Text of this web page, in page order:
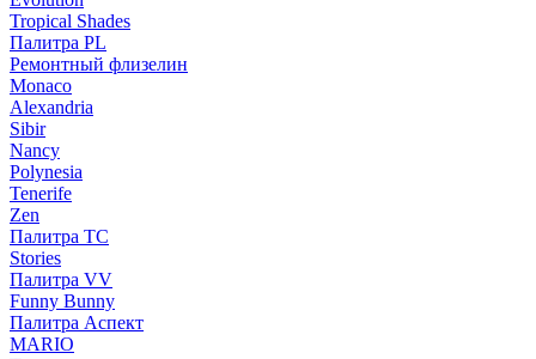
Tropical Shades
Палитра PL
Ремонтный флизелин
Monaco
Alexandria
Sibir
Nancy
Polynesia
Tenerife
Zen
Палитра TC
Stories
Палитра VV
Funny Bunny
Палитра Аспект
MARIO